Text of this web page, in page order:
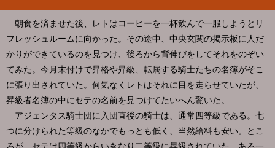
朝食を済ませた後、レトはコーヒーを一杯飲んで一服しようとリ
フレッシュルームに向かった。その途中、中央玄関の掲示板に人だ
かりができているのを見つけ、後ろから背伸びをしてそれをのぞい
てみた。今月末付けで昇格や昇級、転属する騎士たちの名簿がそこ
に張り出されていた。何気なくレトはそれに目を走らせていたが、
昇級者名簿の中にセテの名前を見つけてたいへん驚いた。
アジェンタス騎士団に入団直後の騎士は、通常四等級である。七
つに分けられた等級のなかでもっとも低く、当然給料も安い。とこ